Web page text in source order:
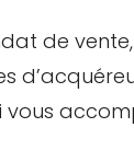
de
vous